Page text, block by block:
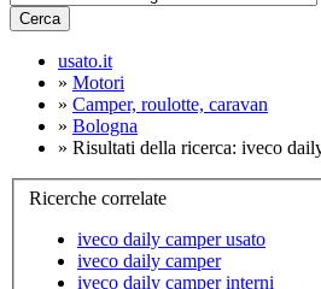
Cerca
usato.it
» Motori
» Camper, roulotte, caravan
» Bologna
» Risultati della ricerca: iveco
Ricerche correlate
iveco daily camper usato
iveco daily camper
iveco daily camper interni